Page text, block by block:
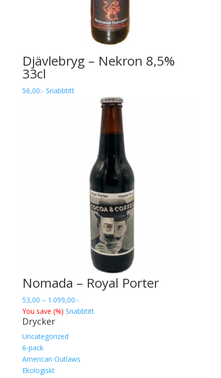
Djävlebryg – Nekron 8,5%
33cl
56,00:- Snabbtitt
Nomada – Royal Porter
53,00 – 1.099,00Prisintervall:
53,00
:-
You save (%) Snabbtitt
Drycker
Uncategorized
6-pack
American Outlaws
Ekologiskt